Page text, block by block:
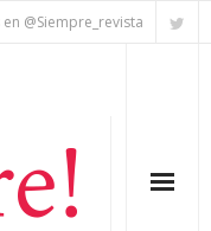
@Siempre_revista